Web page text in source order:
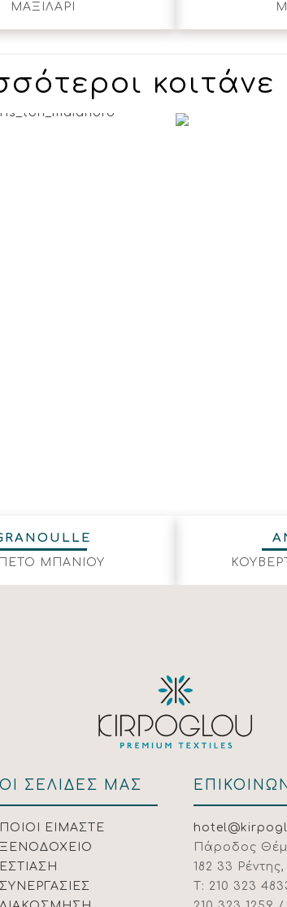
ΜΑΞΙΛΑΡΙ
κοιτάνε
ΜΠΑΝΙΟΥ
ΟΙ ΣΕΛΙΔΕΣ ΜΑΣ
ΠΟΙΟΙ ΕΙΜΑΣΤΕ
ΞΕΝΟΔΟΧΕΙΟ
ΕΣΤΙΑΣΗ
ΣΥΝΕΡΓΑΣΙΕΣ
Πάροδος
182 33
Τ: 210 323